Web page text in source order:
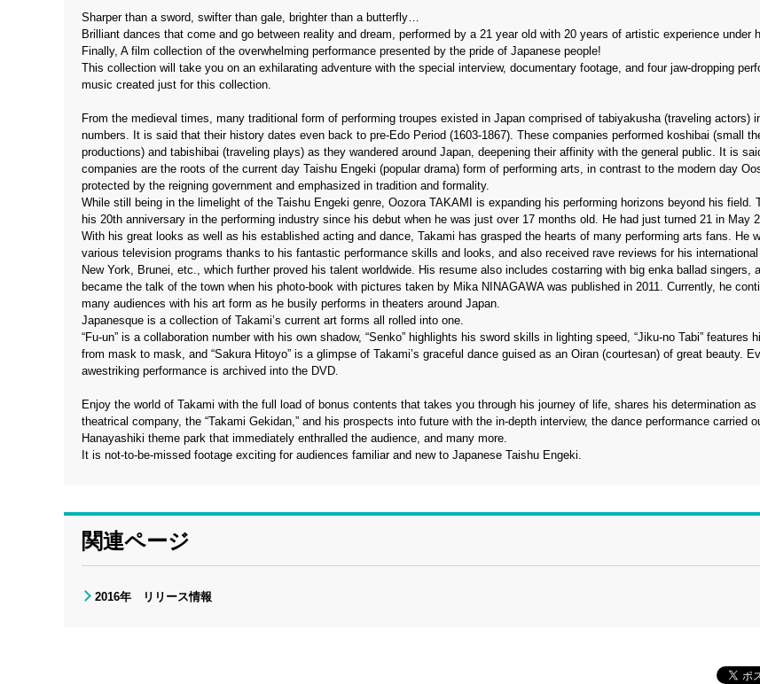
Sharper than a sword, swifter than gale, brighter than a butterfly…
Brilliant dances that come and go between reality and dream, performed by a 21 year old with 20 years of artistic experience under
Finally, A film collection of the overwhelming performance presented by the pride of Japanese people!
This collection will take you on an exhilarating adventure with the special interview, documentary footage, and four jaw-dropping
music created just for this collection.
From the medieval times, many traditional form of performing troupes existed in Japan comprised of tabiyakusha (traveling actors)
numbers. It is said that their history dates even back to pre-Edo Period (1603-1867). These companies performed koshibai (small
productions) and tabishibai (traveling plays) as they wandered around Japan, deepening their affinity with the general public. It is
companies are the roots of the current day Taishu Engeki (popular drama) form of performing arts, in contrast to the modern day
protected by the reigning government and emphasized in tradition and formality.
While still being in the limelight of the Taishu Engeki genre, Oozora TAKAMI is expanding his performing horizons beyond his field.
his 20th anniversary in the performing industry since his debut when he was just over 17 months old. He had just turned 21 in May
With his great looks as well as his established acting and dance, Takami has grasped the hearts of many performing arts fans. He
various television programs thanks to his fantastic performance skills and looks, and also received rave reviews for his
New York, Brunei, etc., which further proved his talent worldwide. His resume also includes costarring with big enka ballad singers,
became the talk of the town when his photo-book with pictures taken by Mika NINAGAWA was published in 2011. Currently, he
many audiences with his art form as he busily performs in theaters around Japan.
Japanesque is a collection of Takami’s current art forms all rolled into one.
“Fu-un” is a collaboration number with his own shadow, “Senko” highlights his sword skills in lighting speed, “Jiku-no Tabi” features
from mask to mask, and “Sakura Hitoyo” is a glimpse of Takami’s graceful dance guised as an Oiran (courtesan) of great beauty.
awestriking performance is archived into the DVD.
Enjoy the world of Takami with the full load of bonus contents that takes you through his journey of life, shares his determination as
theatrical company, the “Takami Gekidan,” and his prospects into future with the in-depth interview, the dance performance carried
Hanayashiki theme park that immediately enthralled the audience, and many more.
It is not-to-be-missed footage exciting for audiences familiar and new to Japanese Taishu Engeki.
関連ページ
2016年 リリース情報